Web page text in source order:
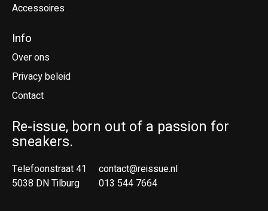
Accessoires
Info
Over ons
Privacy beleid
Contact
Re-issue, born out of a passion for
sneakers.
Telefoonstraat 41
5038 DN Tilburg
contact@reissue.nl
013 544 7664